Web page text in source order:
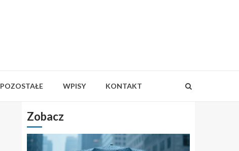
POZOSTAŁE WPISY KONTAKT
Zobacz